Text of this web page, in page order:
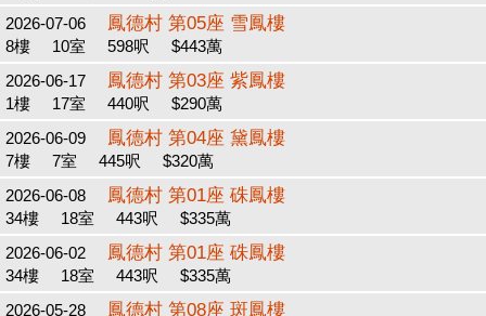
2026-07-06
鳳德村 第05座 雪鳳樓
8樓 10室 598呎
$443萬
2026-06-17
鳳德村 第03座 紫鳳樓
1樓 17室 440呎
$290萬
2026-06-09
鳳德村 第04座 黛鳳樓
7樓 7室 445呎
$320萬
2026-06-08
鳳德村 第01座 硃鳳樓
34樓 18室 443呎
$335萬
2026-06-02
鳳德村 第01座 硃鳳樓
34樓 18室 443呎
$335萬
2026-05-28
鳳德村 第08座 斑鳳樓